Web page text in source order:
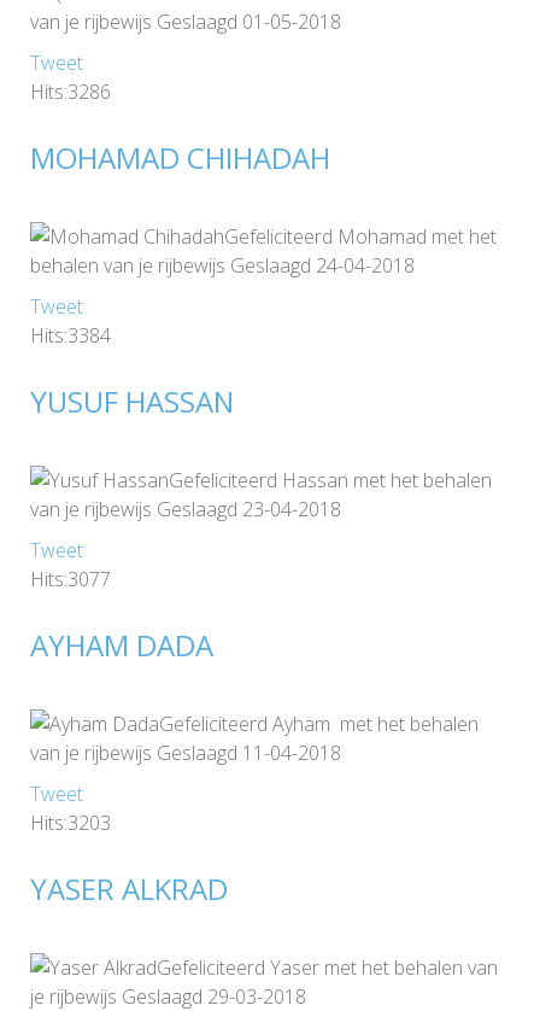
van je rijbewijs Geslaagd 01-05-2018
Tweet
Hits:3286
MOHAMAD CHIHADAH
Gefeliciteerd Mohamad met het
behalen van je rijbewijs Geslaagd 24-04-2018
Tweet
Hits:3384
YUSUF HASSAN
Gefeliciteerd Hassan met het behalen
van je rijbewijs Geslaagd 23-04-2018
Tweet
Hits:3077
AYHAM DADA
Gefeliciteerd Ayham met het behalen
van je rijbewijs Geslaagd 11-04-2018
Tweet
Hits:3203
YASER ALKRAD
Gefeliciteerd Yaser met het behalen van
je rijbewijs Geslaagd 29-03-2018